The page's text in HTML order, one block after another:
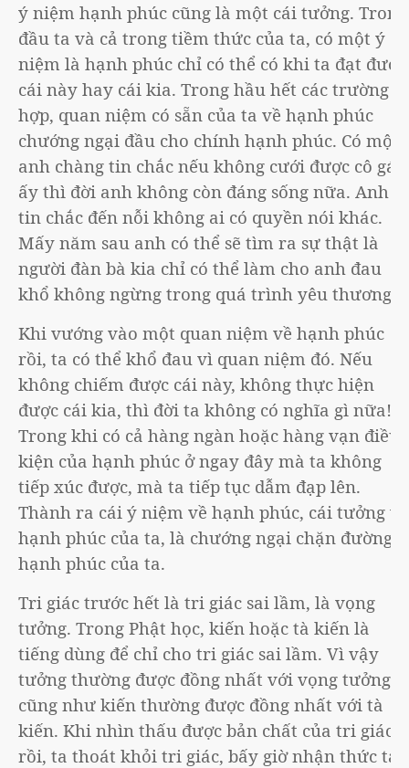
ý niệm hạnh phúc cũng là một cái tưởng. Trong
đầu ta và cả trong tiềm thức của ta, có một ý
niệm là hạnh phúc chỉ có thể có khi ta đạt được
cái này hay cái kia. Trong hầu hết các trường
hợp, quan niệm có sẵn của ta về hạnh phúc
chướng ngại đầu cho chính hạnh phúc. Có một
anh chàng tin chắc nếu không cưới được cô gái
ấy thì đời anh không còn đáng sống nữa. Anh
tin chắc đến nỗi không ai có quyền nói khác.
Mấy năm sau anh có thể sẽ tìm ra sự thật là
người đàn bà kia chỉ có thể làm cho anh đau
khổ không ngừng trong quá trình yêu thương.
Khi vướng vào một quan niệm về hạnh phúc
rồi, ta có thể khổ đau vì quan niệm đó. Nếu
không chiếm được cái này, không thực hiện
được cái kia, thì đời ta không có nghĩa gì nữa!
Trong khi có cả hàng ngàn hoặc hàng vạn điều
kiện của hạnh phúc ở ngay đây mà ta không
tiếp xúc được, mà ta tiếp tục dẫm đạp lên.
Thành ra cái ý niệm về hạnh phúc, cái tưởng về
hạnh phúc của ta, là chướng ngại chặn đường
hạnh phúc của ta.
Tri giác trước hết là tri giác sai lầm, là vọng
tưởng. Trong Phật học, kiến hoặc tà kiến là
tiếng dùng để chỉ cho tri giác sai lầm. Vì vậy
tưởng thường được đồng nhất với vọng tưởng,
cũng như kiến thường được đồng nhất với tà
kiến. Khi nhìn thấu được bản chất của tri giác
rồi, ta thoát khỏi tri giác, bấy giờ nhận thức ta